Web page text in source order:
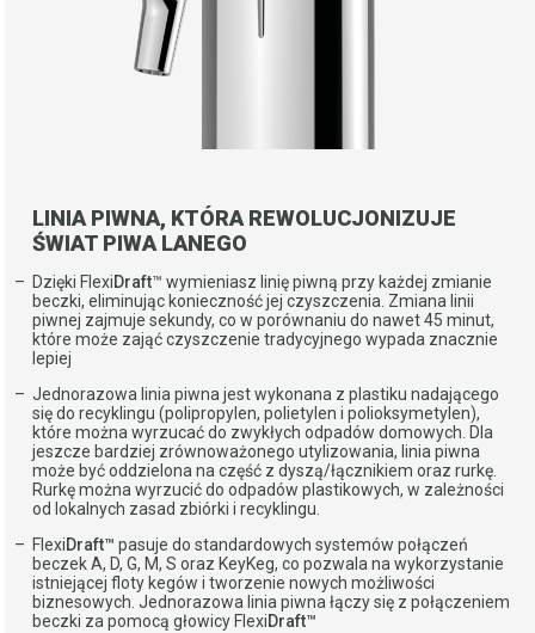
LINIA PIWNA, KTÓRA REWOLUCJONIZUJE
ŚWIAT PIWA LANEGO
Dzięki FlexiDraft™ wymieniasz linię piwną przy każdej zmianie
beczki, eliminując konieczność jej czyszczenia. Zmiana linii
piwnej zajmuje sekundy, co w porównaniu do nawet 45 minut,
które może zająć czyszczenie tradycyjnego wypada znacznie
lepiej
Jednorazowa linia piwna jest wykonana z plastiku nadającego
się do recyklingu (polipropylen, polietylen i polioksymetylen),
które można wyrzucać do zwykłych odpadów domowych. Dla
jeszcze bardziej zrównoważonego utylizowania, linia piwna
może być oddzielona na część z dyszą/łącznikiem oraz rurkę.
Rurkę można wyrzucić do odpadów plastikowych, w zależności
od lokalnych zasad zbiórki i recyklingu.
FlexiDraft™ pasuje do standardowych systemów połączeń
beczek A, D, G, M, S oraz KeyKeg, co pozwala na wykorzystanie
istniejącej floty kegów i tworzenie nowych możliwości
biznesowych. Jednorazowa linia piwna łączy się z połączeniem
beczki za pomocą głowicy FlexiDraft™